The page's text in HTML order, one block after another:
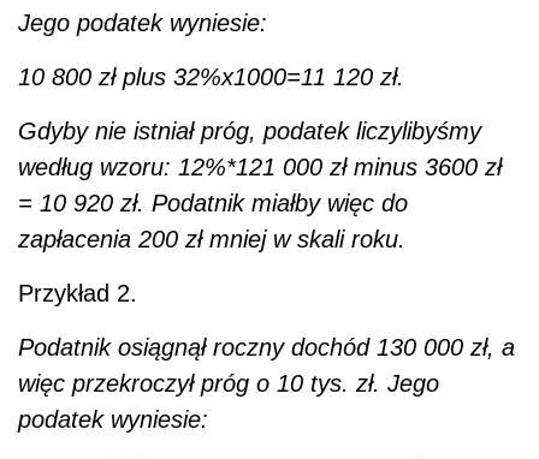
Jego podatek wyniesie:
10 800 zł plus 32%x1000=11 120 zł.
Gdyby nie istniał próg, podatek liczylibyśmy
według wzoru: 12%*121 000 zł minus 3600 zł
= 10 920 zł. Podatnik miałby więc do
zapłacenia 200 zł mniej w skali roku.
Przykład 2.
Podatnik osiągnął roczny dochód 130 000 zł, a
więc przekroczył próg o 10 tys. zł. Jego
podatek wyniesie: